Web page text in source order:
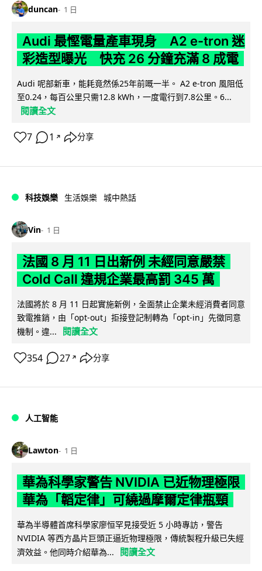
duncan 1 日
Audi 最慳電量產車現身 A2 e-tron 迷
彩造型曝光 快充 26 分鐘充滿 8 成電
Audi 呢部新車，能耗竟然係25年前嘅一半。 A2 e-tron 風阻低
至0.24，每百公里只需12.8 kWh，一度電行到7.8公里。6...
閱讀全文
7 1 ↗ 分享
科技娛樂 生活娛樂 城中熱話
Vin 1 日
法國 8 月 11 日出新例 未經同意嚴禁
Cold Call 違規企業最高罰 345 萬
法國將於 8 月 11 日起實施新例，全面禁止企業未經消費者同意
致電推銷，由「opt-out」拒接登記制轉為「opt-in」先徵同意
機制。違...
閱讀全文
354 27 ↗ 分享
人工智能
Lawton 1 日
華為科學家警告 NVIDIA 已近物理極限
華為「韜定律」可繞過摩爾定律瓶頸
華為半導體首席科學家廖恒罕見接受近 5 小時專訪，警告
NVIDIA 等西方晶片巨頭正逼近物理極限，傳統製程升級已失經
濟效益。他同時介紹華為...
閱讀全文